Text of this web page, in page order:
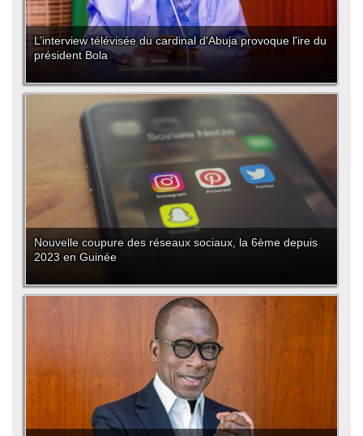
L’interview télévisée du cardinal d'Abuja provoque l'ire du
président Bola
Nouvelle coupure des réseaux sociaux, la 6ème depuis
2023 en Guinée